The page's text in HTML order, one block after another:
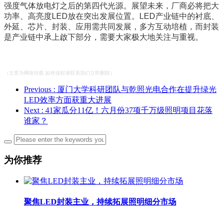
强度气体放电灯之后的第四代光源。展望未来，厂商必将把大
功率、高亮度LED放在突出发展位置。LED产业链中的衬底、
外延、芯片、封装、应用需共同发展，多方互动培植，而封装
是产业链中承上啟下部分，需要大家极大地关注与重视。
（文章为网络转载 如有侵权请联系我们立即删除）
Previous : 厦门大学科研团队与乾照光电合作在提升绿光
LED效率方面获重大进展
Next : 41家瓜分11亿！六月份37项千万级照明项目花落
谁家？
为你推荐
聚焦LED封装主业，持续拓展照明细分市场